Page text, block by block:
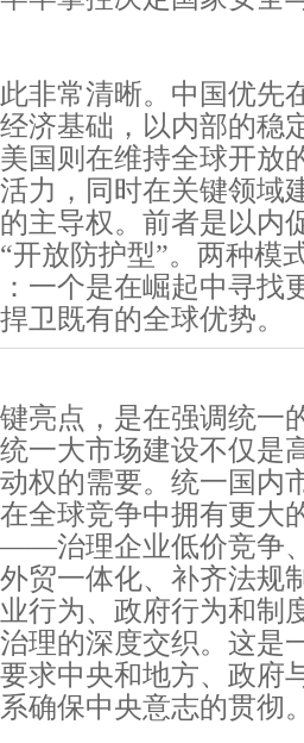
非常清晰。中国优先
济基础，以内部的稳
国则在维持全球开放
力，同时在关键领域
主导权。前者是以内
开放防护型”。两种模
一个是在崛起中寻找
卫既有的全球优势。
亮点，是在强调统一
一大市场建设不仅是
权的需要。统一国内
全球竞争中拥有更大
治理企业低价竞争
贸一体化、补齐法规
为、政府行为和制
理的深度交织。这是
求中央和地方、政府
确保中央意志的贯彻